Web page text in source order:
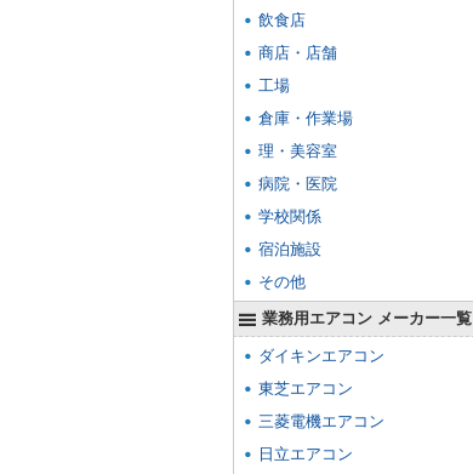
飲食店
商店・店舗
工場
倉庫・作業場
理・美容室
病院・医院
学校関係
宿泊施設
その他
業務用エアコン メーカー一覧
ダイキンエアコン
東芝エアコン
三菱電機エアコン
日立エアコン